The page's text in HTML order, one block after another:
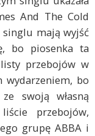
And The Cold
singlu mają wyjść
bo piosenka ta
przebojów w
wydarzeniem, bo
swoją własną
przebojów,
grupę ABBA i